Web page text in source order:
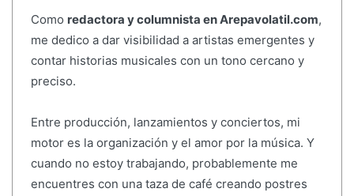
Como redactora y columnista en Arepavolatil.com,
me dedico a dar visibilidad a artistas emergentes y
contar historias musicales con un tono cercano y
preciso.
Entre producción, lanzamientos y conciertos, mi
motor es la organización y el amor por la música. Y
cuando no estoy trabajando, probablemente me
encuentres con una taza de café creando postres